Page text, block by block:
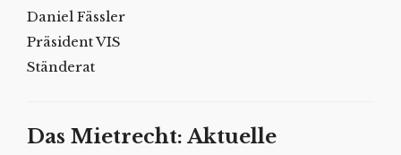
Daniel Fässler
Präsident VIS
Ständerat
Das Mietrecht: Aktuelle